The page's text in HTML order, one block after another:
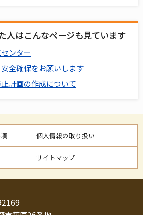
人はこんなページも見ています
ンター
全確保をお願いします
計画の作成について
個人情報の取り扱い
サイトマップ